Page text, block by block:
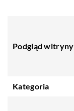
Podgląd witryny
Kategoria